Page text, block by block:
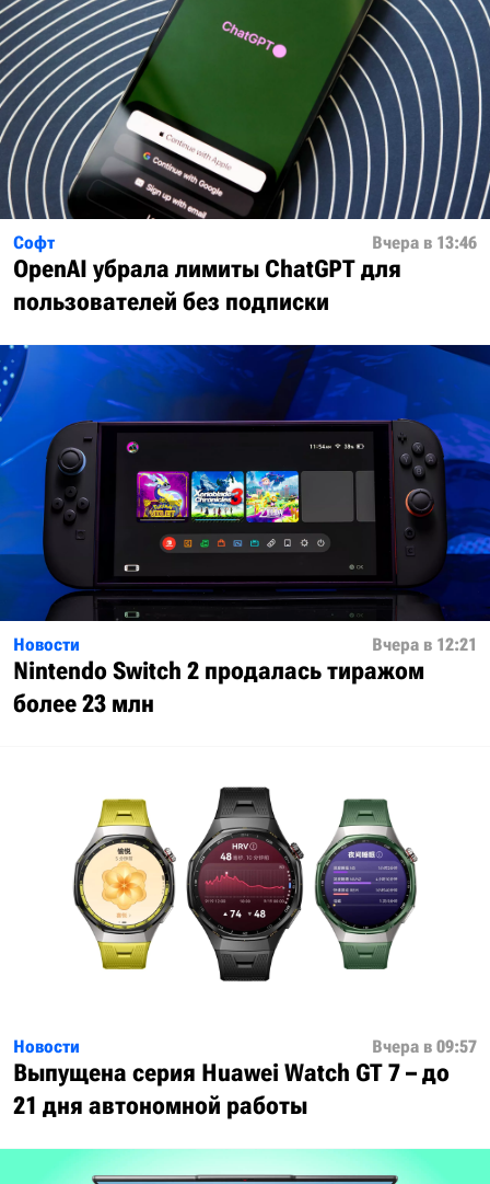
Софт Вчера в 13:46
OpenAI убрала лимиты ChatGPT для
пользователей без подписки
Новости Вчера в 12:21
Nintendo Switch 2 продалась тиражом
более 23 млн
Новости Вчера в 09:57
Выпущена серия Huawei Watch GT 7 – до
21 дня автономной работы